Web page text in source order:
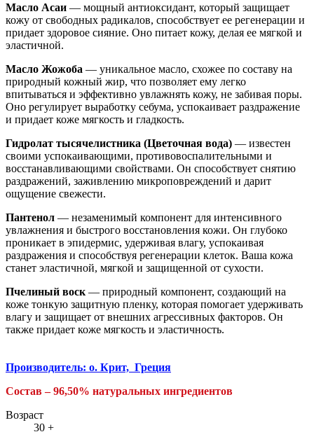
Масло Асаи — мощный антиоксидант, который защищает
кожу от свободных радикалов, способствует ее регенерации и
придает здоровое сияние. Оно питает кожу, делая ее мягкой и
эластичной.
Масло Жожоба — уникальное масло, схожее по составу на
природный кожный жир, что позволяет ему легко
впитываться и эффективно увлажнять кожу, не забивая поры.
Оно регулирует выработку себума, успокаивает раздражение
и придает коже мягкость и гладкость.
Гидролат тысячелистника (Цветочная вода) — известен
своими успокаивающими, противовоспалительными и
восстанавливающими свойствами. Он способствует снятию
раздражений, заживлению микроповреждений и дарит
ощущение свежести.
Пантенол — незаменимый компонент для интенсивного
увлажнения и быстрого восстановления кожи. Он глубоко
проникает в эпидермис, удерживая влагу, успокаивая
раздражения и способствуя регенерации клеток. Ваша кожа
станет эластичной, мягкой и защищенной от сухости.
Пчелиный воск — природный компонент, создающий на
коже тонкую защитную пленку, которая помогает удерживать
влагу и защищает от внешних агрессивных факторов. Он
также придает коже мягкость и эластичность.
Производитель: о. Крит, Греция
Состав – 96,50% натуральных ингредиентов
Возраст
30 +